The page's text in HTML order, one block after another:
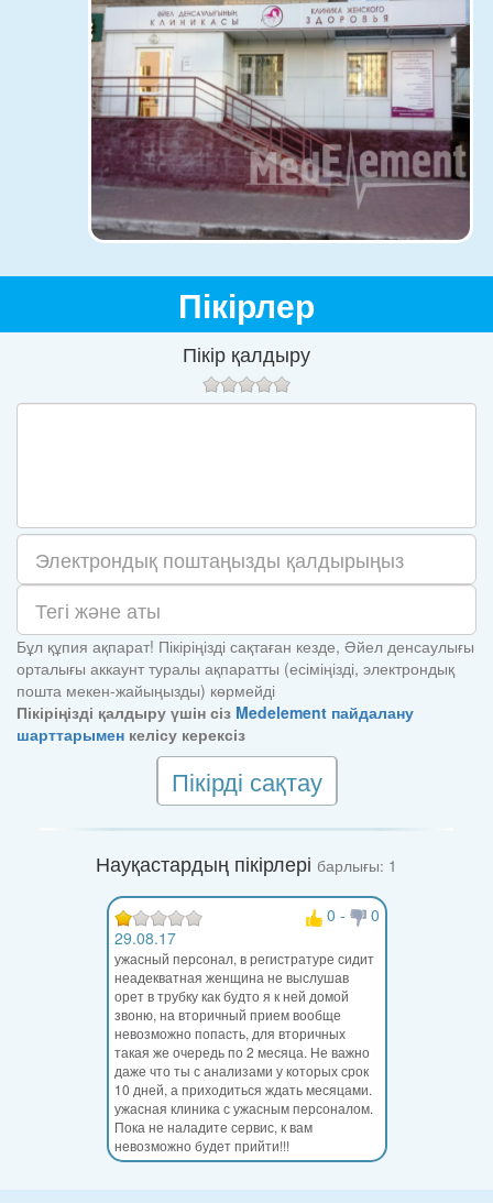
Пікірлер
Пікір қалдыру
Бұл құпия ақпарат! Пікіріңізді сақтаған кезде, Әйел денсаулығы
орталығы аккаунт туралы ақпаратты (есіміңізді, электрондық
пошта мекен-жайыңызды) көрмейді
Пікіріңізді қалдыру үшін сіз Medelement пайдалану
шарттарымен келісу керексіз
Пікірді сақтау
Науқастардың пікірлері барлығы: 1
0 -
0
29.08.17
ужасный персонал, в регистратуре сидит
неадекватная женщина не выслушав
орет в трубку как будто я к ней домой
звоню, на вторичный прием вообще
невозможно попасть, для вторичных
такая же очередь по 2 месяца. Не важно
даже что ты с анализами у которых срок
10 дней, а приходиться ждать месяцами.
ужасная клиника с ужасным персоналом.
Пока не наладите сервис, к вам
невозможно будет прийти!!!